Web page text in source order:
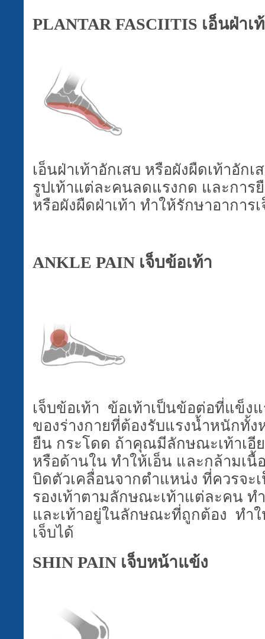
PLANTAR FASCIITIS เอ็นฝ่าเ
เอ็นฝ่าเท้าอักเสบ หรือผังผืดเท้าอัก
รูปเท้าแต่ละคนลดแรงกด และการ
หรือผังผืดฝ่าเท้า ทำให้รักษาอาการ
ANKLE PAIN เจ็บข้อเท้า
เจ็บข้อเท้า ข้อเท้าเป็นข้อต่อที่แข็ง
ของร่างกายที่ต้องรับแรงน้ำหนักทั้ง
ยืน กระโดด ถ้าคุณมีลักษณะเท้าเอี
หรือด้านใน ทำให้เอ็น และกล้ามเนื้
บิดตัวเคลื่อนจากตำแหน่ง ที่ควรจะ
รองเท้าตามลักษณะเท้าแต่ละคน ท
และเท้าอยู่ในลักษณะที่ถูกต้อง ทำ
เจ็บได้
SHIN PAIN เจ็บหน้าแข้ง